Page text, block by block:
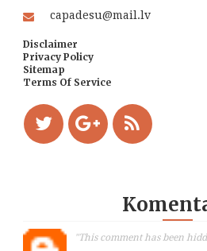
capadesu@mail.lv
Disclaimer
Privacy Policy
Sitemap
Terms Of Service
"This comment has been